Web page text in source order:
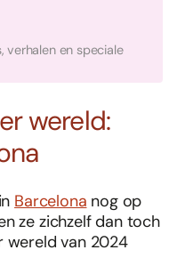
verhalen en speciale
wereld:
Barcelona nog op
ze zichzelf dan toch
van 2024